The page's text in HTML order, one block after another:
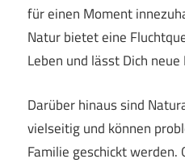
für einen Moment
Natur bietet eine
Leben und lässt Dich
Darüber hinaus sind
vielseitig und können
Familie geschickt werden.